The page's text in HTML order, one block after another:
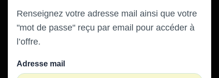
Renseignez votre adresse mail ainsi que votre
"mot de passe" reçu par email pour accéder à
l’offre.
Adresse mail